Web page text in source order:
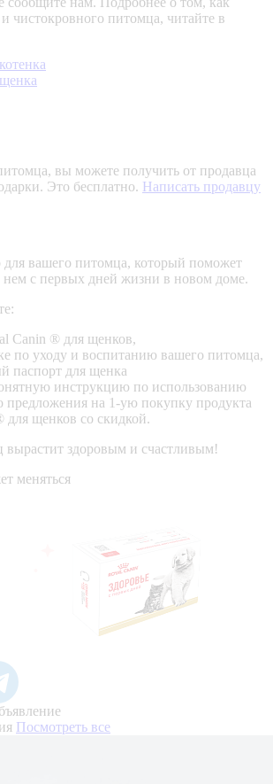
чистокровного питомца, читайте в
вы можете получить от продавца
Это бесплатно. Написать продавцу
вашего питомца, который поможет
нем с первых дней жизни в новом доме.
Canin ® для щенков,
по уходу и воспитанию вашего питомца,
паспорт для щенка
инструкцию по использованию
предложения на 1-ую покупку продукта
для щенков со скидкой.
вырастит здоровым и счастливым!
меняться
Посмотреть все